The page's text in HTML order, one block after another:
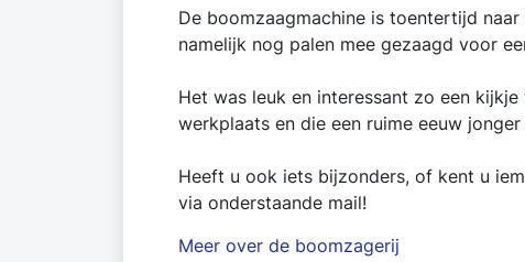
De boomzaagmachine is toentertijd
namelijk nog palen mee gezaagd voor
Het was leuk en interessant zo een
werkplaats en die een ruime eeuw jonger
Heeft u ook iets bijzonders, of kent u
via onderstaande mail!
Meer over de boomzagerij